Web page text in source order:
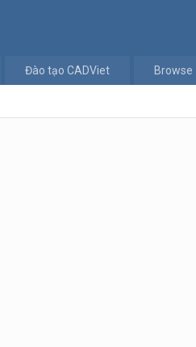
Đào tạo CADViet Browse